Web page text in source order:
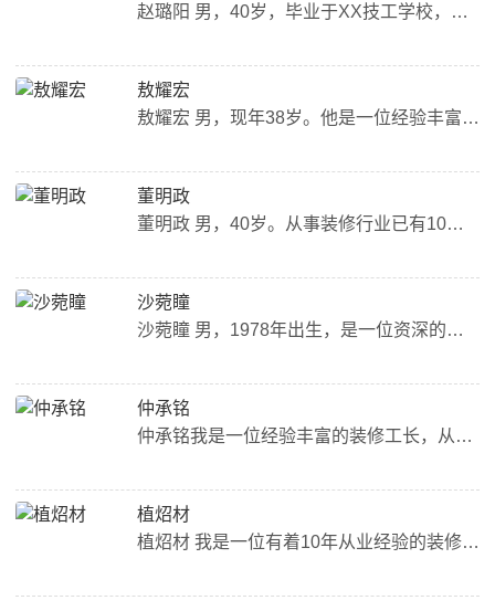
赵璐阳 男，40岁，毕业于XX技工学校，拥有中级建筑装饰工程师证书。 自2009年开始从事装修行业，先后在多家知名装修公司工作，积累了丰富的施工经验和管理经验。 2015年，我成立了自己的装修公司，以“品质、服务、创新”为宗旨，为广大业主提供高品质的装修服务。 我在工作中一直以专业、负责、细心的态度对待每一个项目，深受业主们的信任和好评。...
敖耀宏
敖耀宏 男，现年38岁。他是一位经验丰富的装修工长，从业时间已经有10年之久。在这10年中，他积累了丰富的经验，熟悉各种施工工艺和材料，能够根据业主需求提供最合适的装修方案。 我做事认真负责，注重细节，对每个工程都精益求精。他会与业主进行深入沟通，听取业主的需求和想法，结合自己的专业知识，为业主提供最优质的服务。 我的工作态度和专业水平得到了业主的高度评价，许多业主都会向他推荐新的客户。在我的带领下，他的团队也非常团结，能够高效、协作地完成每一个工程。 总...
董明政
董明政 男，40岁。从事装修行业已有10年的时间，是一位经验丰富的工长。他拥有着扎实的专业知识和丰富的施工经验，能够熟练掌握各种装修工艺和材料的使用方法。 在工作中，我一直秉持着“客户至上、质量第一”的原则，始终把客户的需求放在首位，以确保每一个项目都能够达到客户的满意度。他对每一个细节都非常注重，从施工前的设计到施工后的清理，都能够做到非常到位。 因此，他得到了许多业主的好评和信任。业主们都认为他是一位非常专业、细心、负责的工长，能够为他们的家居装修提供...
沙菀瞳
沙菀瞳 男，1978年出生，是一位资深的装修工长。自从2001年开始从事装修行业以来，他一直秉承着“质量第一，顾客至上”的原则，受到了众多业主的信任与好评。 在他的带领下，每个工程都得到了精心的施工和细致的管理，无论是工期还是质量都得到了充分的保障。他注重与业主的沟通，耐心听取业主的需求和建议，并根据实际情况提供合理的解决方案。 因此，我在业主中赢得了良好的口碑和信任。有些业主甚至成为了他的朋友，经常向他咨询家居装修的问题。 总之，我是一位备受尊敬的装修工...
仲承铭
仲承铭我是一位经验丰富的装修工长，从事装修行业已有10年之久。他擅长管理团队，协调施工进度，能够有效地控制工程质量和成本。在与业主沟通中，我总是耐心地听取业主需求，提出专业建议，让业主放心地交给他们家的装修工程。在施工过程中，我总是亲力亲为，认真负责，确保每一个细节都得到了妥善处理。因此，他赢得了业主们的信任和好评。...
植炤材
植炤材 我是一位有着10年从业经验的装修工长，擅长各类装修工程，包括室内外装修、水电改造、木工等。他一直以来都以专业、负责、耐心的态度对待每一位业主，深受业主的信赖和好评。 我有着丰富的施工经验和技能，能够根据每位业主的需求和要求，提供最合适的装修方案和施工方案，并且在整个装修过程中，他会时刻与业主沟通，及时解决问题，确保工程进度和质量。 总的来说，我是一位非常值得信赖的装修工长，如果您有任何装修需求，不妨考虑与他合作。...